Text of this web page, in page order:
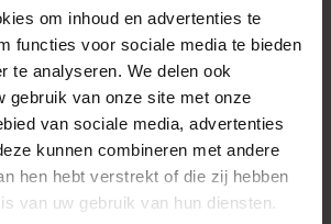
om inhoud en advertenties te
functies voor sociale media te bieden
te analyseren. We delen ook
gebruik van onze site met onze
van sociale media, advertenties
kunnen combineren met andere
hen hebt verstrekt of die zij hebben
van uw gebruik van hun diensten.
Den Haag
en contactgegevens? Ga naar de
Den Haag.
Forensisch Psychiatrische Afdeling in Den
behandelen we mensen met
een psychiatrische oorzaak hebben. Mogelijk
gekomen met politie en justitie. Wij
cliënt veilig en succesvol terug te laten
Al dan niet via de reguliere psychiatrie.